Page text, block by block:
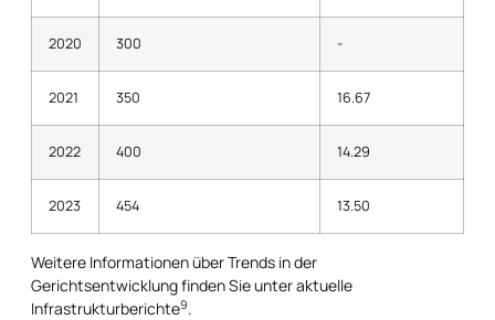
2020 300 -
2021 350 16.67
2022 400 14.29
2023 454 13.50
Weitere Informationen über Trends in der
Gerichtsentwicklung finden Sie unteraktuelle
Infrastrukturberichte9.